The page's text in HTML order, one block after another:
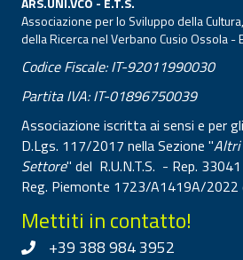
Associazione per lo Sviluppo della
della Ricerca nel Verbano Cusio Ossola -
Codice Fiscale: IT-92011990030
Partita IVA: IT-01896750039
Associazione iscritta ai sensi e per
D.Lgs. 117/2017 nella Sezione "Altri
Settore" del R.U.N.T.S. - Rep.
Reg. Piemonte 1723/A1419A/2022
Mettiti in contatto!
+39 388 984 3952